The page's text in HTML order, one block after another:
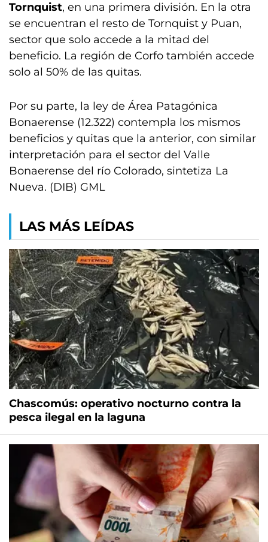
Tornquist, en una primera división. En la otra
se encuentran el resto de Tornquist y Puan,
sector que solo accede a la mitad del
beneficio. La región de Corfo también accede
solo al 50% de las quitas.
Por su parte, la ley de Área Patagónica
Bonaerense (12.322) contempla los mismos
beneficios y quitas que la anterior, con similar
interpretación para el sector del Valle
Bonaerense del río Colorado, sintetiza La
Nueva. (DIB) GML
LAS MÁS LEÍDAS
Chascomús: operativo nocturno contra la
pesca ilegal en la laguna